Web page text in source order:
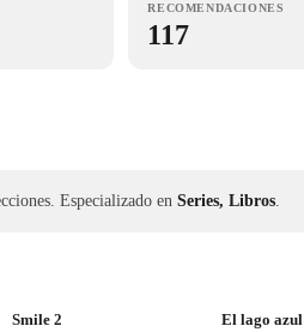
RECOMENDACIONES
117
Especializado en Series, Libros.
Smile 2 El lago azul